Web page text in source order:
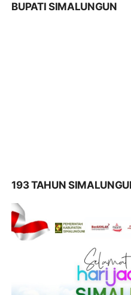
BUPATI SIMALUNGUN
193 TAHUN